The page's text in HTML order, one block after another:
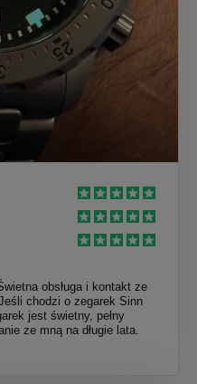
obsługa i kontakt ze
chodzi o zegarek Sinn
jest świetny, pełny
ze mną na długie lata.